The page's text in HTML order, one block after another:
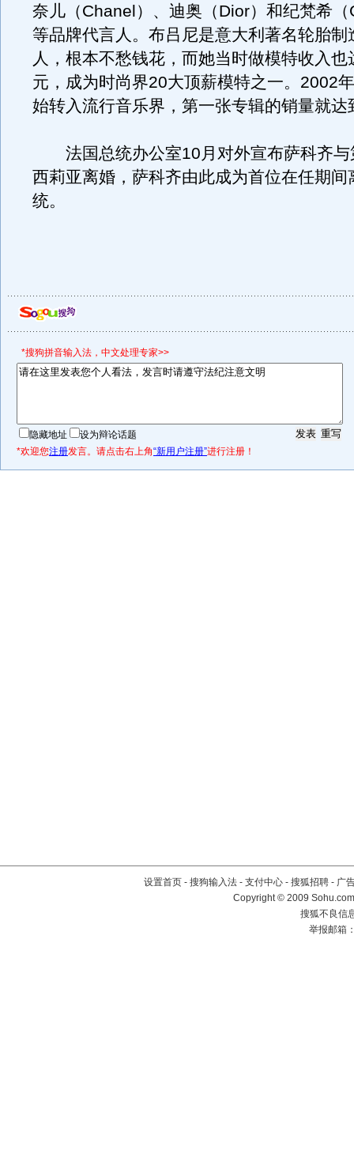
奈儿（Chanel）、迪奥（Dior）和纪梵希
等品牌代言人。布吕尼是意大利著名轮胎制
人，根本不愁钱花，而她当时做模特收入
元，成为时尚界20大顶薪模特之一。2002
始转入流行音乐界，第一张专辑的销量就达
法国总统办公室10月对外宣布萨科齐与
西莉亚离婚，萨科齐由此成为首位在任期间
统。
*搜狗拼音输入法，中文处理专家>>
隐藏地址
设为辩论话题
*欢迎您注册发言。请点击右上角“新用户注册”进行注册！
设置首页 - 搜狗输入法 - 支付中心 - 搜狐招聘 - 广
Copyright © 2009
搜狐不良信
举报邮箱